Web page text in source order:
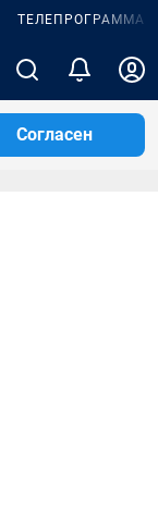
ТЕЛЕПРОГРАММА
Согласен